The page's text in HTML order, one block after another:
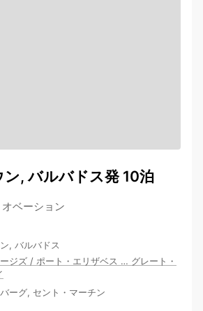
, バルバドス発 10泊
ベーション
, バルバドス
ジズ / ポート・エリザベス … グレート・
ーグ, セント・マーチン